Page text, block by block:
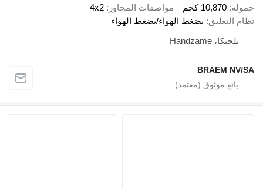
حمولة 10,870 كجم مواصفات المحاور
4x2
نظام التعليق بضغط الهواء/بضغط الهواء
بلجيكا، Handzame
BRAEM NV/SA